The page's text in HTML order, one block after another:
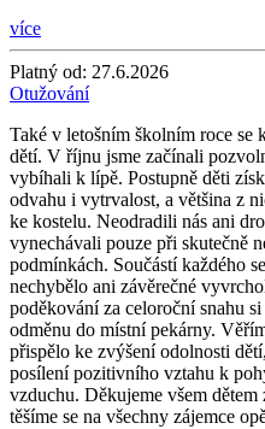
více
Platný od: 27.6.2026
Otužování
Také v letošním školním roce se
dětí. V říjnu jsme začínali
vybíhali k lípě. Postupně děti
odvahu i vytrvalost, a většina z
ke kostelu. Neodradili nás ani
vynechávali pouze při skutečně
podmínkách. Součástí každého
nechybělo ani závěrečné
poděkování za celoroční snahu
odměnu do místní pekárny.
přispělo ke zvýšení odolnosti
posílení pozitivního vztahu k
vzduchu. Děkujeme všem
těšíme se na všechny zájemce